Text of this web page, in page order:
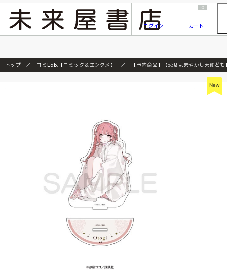
『ONE PIECE magazine 021 ONE PIECEカード付き同梱版』発売延期のご案内
ログイン
0
カート
トップ コミLab.【コミック＆エンタメ】 【予約商品】【恋せよまやかし天使ど
New